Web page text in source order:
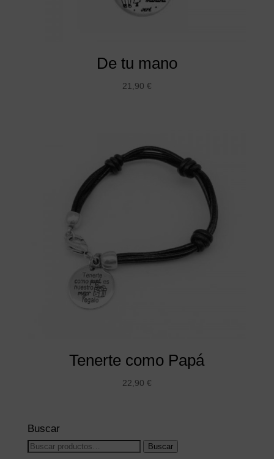
De tu mano
21,90 €
Tenerte como Papá
22,90 €
Buscar
Buscar
Buscar